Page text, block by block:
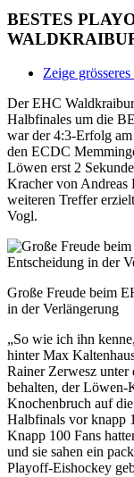
BESTES
Zeige
Der EHC
Halbfinales um die
war der 4:3-Erfolg
den ECDC
Löwen erst 2
Kracher von Andreas
weiteren Treffer
Vogl.
Große Freude beim
in der Verlängerung
„So wie ich ihn
hinter Max
Rainer Zerwesz
behalten, der Löwen-
Knochenbruch auf
Halbfinals vor knapp
Knapp 100 Fans
und sie sahen ein
Playoff-Eishockey